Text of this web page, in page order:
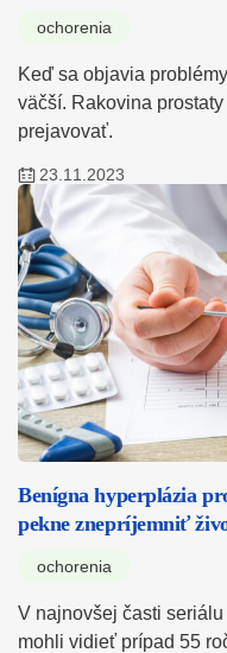
ochorenia
Keď sa objavia
väčší. Rakovina
prejavovať.
23.11.2023
Benígna hyperplázia
pekne znepríjemniť
ochorenia
V najnovšej časti
mohli vidieť prípad 55